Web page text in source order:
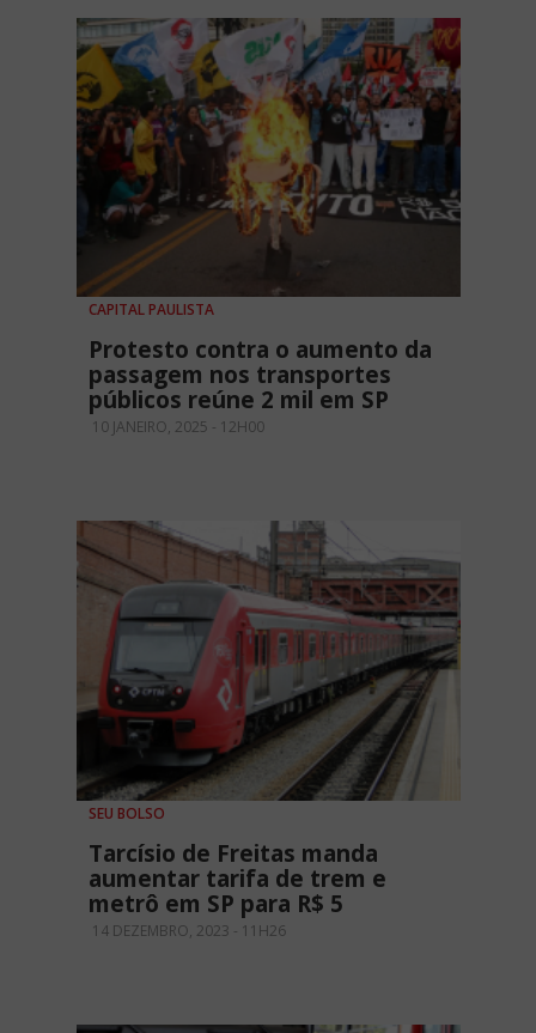
CAPITAL PAULISTA
Protesto contra o aumento da
passagem nos transportes
públicos reúne 2 mil em SP
10 JANEIRO, 2025 - 12H00
SEU BOLSO
Tarcísio de Freitas manda
aumentar tarifa de trem e
metrô em SP para R$ 5
14 DEZEMBRO, 2023 - 11H26